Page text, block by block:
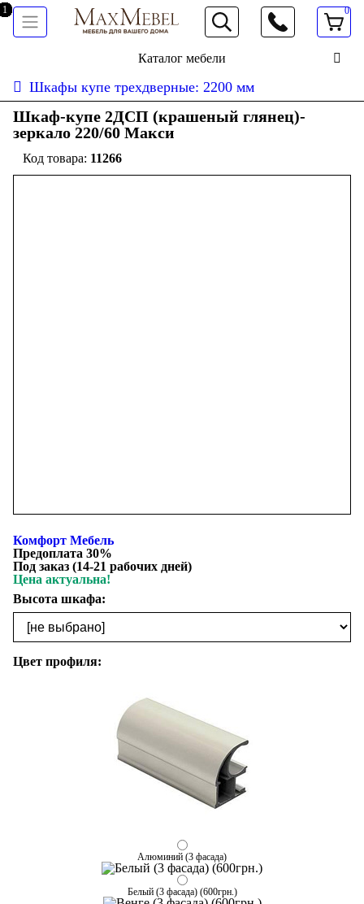
066 472 19 61
0
Каталог мебели
Шкафы купе трехдверные: 2200 мм
Шкаф-купе 2ДСП (крашеный глянец)-
зеркало 220/60 Макси
11266
Комфорт Мебель
Предоплата 30%
Под заказ (14-21 рабочих дней)
Цена актуальна!
Высота шкафа:
Цвет профиля:
Алюминий (3 фасада)
Белый (3 фасада) (600грн.)